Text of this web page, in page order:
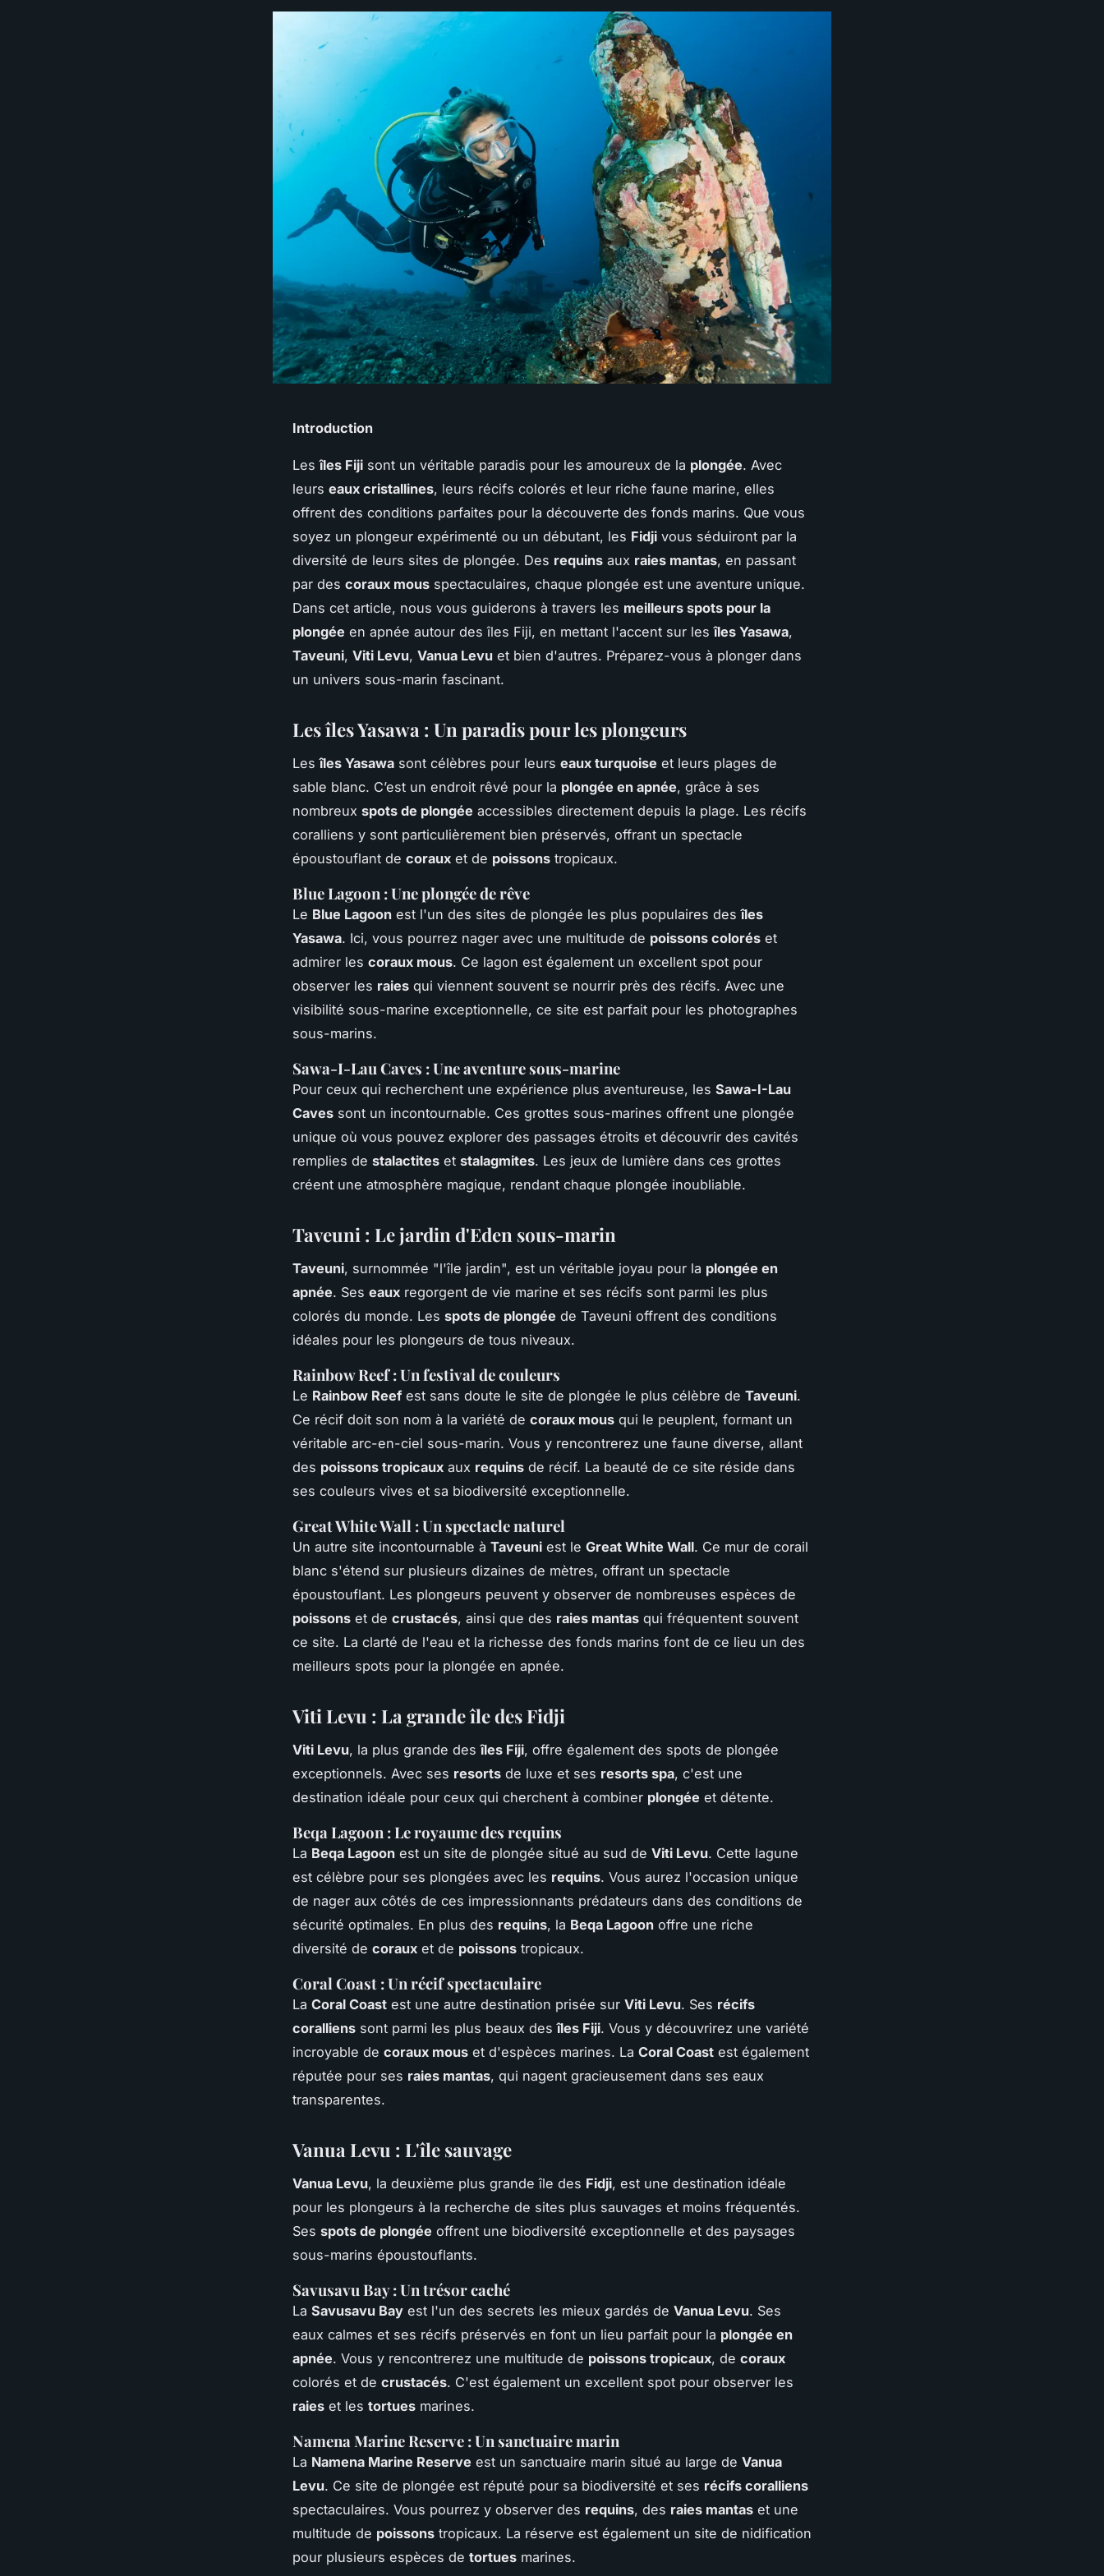
Introduction
Lesîles Fiji sont un véritable paradis pour les amoureux de la plongée. Avec
leurs eaux cristallines, leurs récifs colorés et leur riche faune marine, elles
offrent des conditions parfaites pour la découverte des fonds marins. Que vous
soyez un plongeur expérimenté ou un débutant, les Fidji vous séduiront par la
diversité de leurs sites de plongée. Des requins aux raies mantas, en passant
par des coraux mous spectaculaires, chaque plongée est une aventure unique.
Dans cet article, nous vous guiderons à travers les meilleurs spots pour la
plongée en apnée autour des îles Fiji, en mettant l'accent sur lesîles Yasawa,
Taveuni, Viti Levu, Vanua Levu et bien d'autres. Préparez-vous à plonger dans
un univers sous-marin fascinant.
Les îles Yasawa : Un paradis pour les plongeurs
Lesîles Yasawa sont célèbres pour leurs eaux turquoise et leurs plages de
sable blanc. C’est un endroit rêvé pour la plongée en apnée, grâce à ses
nombreux spots de plongée accessibles directement depuis la plage. Les récifs
coralliens y sont particulièrement bien préservés, offrant un spectacle
époustouflant de coraux et de poissons tropicaux.
Blue Lagoon : Une plongée de rêve
Le Blue Lagoon est l'un des sites de plongée les plus populaires desîles
Yasawa. Ici, vous pourrez nager avec une multitude de poissons colorés et
admirer les coraux mous. Ce lagon est également un excellent spot pour
observer les raies qui viennent souvent se nourrir près des récifs. Avec une
visibilité sous-marine exceptionnelle, ce site est parfait pour les photographes
sous-marins.
Sawa-I-Lau Caves : Une aventure sous-marine
Pour ceux qui recherchent une expérience plus aventureuse, les Sawa-I-Lau
Caves sont un incontournable. Ces grottes sous-marines offrent une plongée
unique où vous pouvez explorer des passages étroits et découvrir des cavités
remplies de stalactites et stalagmites. Les jeux de lumière dans ces grottes
créent une atmosphère magique, rendant chaque plongée inoubliable.
Taveuni : Le jardin d'Eden sous-marin
Taveuni, surnommée "l'île jardin", est un véritable joyau pour la plongée en
apnée. Ses eaux regorgent de vie marine et ses récifs sont parmi les plus
colorés du monde. Les spots de plongée de Taveuni offrent des conditions
idéales pour les plongeurs de tous niveaux.
Rainbow Reef : Un festival de couleurs
Le Rainbow Reefest sans doute le site de plongée le plus célèbre de Taveuni.
Ce récif doit son nom à la variété de coraux mous qui le peuplent, formant un
véritable arc-en-ciel sous-marin. Vous y rencontrerez une faune diverse, allant
des poissons tropicaux aux requins de récif. La beauté de ce site réside dans
ses couleurs vives et sa biodiversité exceptionnelle.
Great White Wall : Un spectacle naturel
Un autre site incontournable à Taveuni est le Great White Wall. Ce mur de corail
blanc s'étend sur plusieurs dizaines de mètres, offrant un spectacle
époustouflant. Les plongeurs peuvent y observer de nombreuses espèces de
poissons et de crustacés, ainsi que des raies mantas qui fréquentent souvent
ce site. La clarté de l'eau et la richesse des fonds marins font de ce lieu un des
meilleurs spots pour la plongée en apnée.
Viti Levu : La grande île des Fidji
Viti Levu, la plus grande desîles Fiji, offre également des spots de plongée
exceptionnels. Avec ses resorts de luxe et ses resorts spa, c'est une
destination idéale pour ceux qui cherchent à combiner plongée et détente.
Beqa Lagoon : Le royaume des requins
La Beqa Lagoon est un site de plongée situé au sud de Viti Levu. Cette lagune
est célèbre pour ses plongées avec les requins. Vous aurez l'occasion unique
de nager aux côtés de ces impressionnants prédateurs dans des conditions de
sécurité optimales. En plus des requins, la Beqa Lagoon offre une riche
diversité de coraux et de poissons tropicaux.
Coral Coast : Un récif spectaculaire
La Coral Coast est une autre destination prisée sur Viti Levu. Ses récifs
coralliens sont parmi les plus beaux desîles Fiji. Vous y découvrirez une variété
incroyable de coraux mous et d'espèces marines. La Coral Coast est également
réputée pour ses raies mantas, qui nagent gracieusement dans ses eaux
transparentes.
Vanua Levu : L'île sauvage
Vanua Levu, la deuxième plus grande île des Fidji, est une destination idéale
pour les plongeurs à la recherche de sites plus sauvages et moins fréquentés.
Ses spots de plongée offrent une biodiversité exceptionnelle et des paysages
sous-marins époustouflants.
Savusavu Bay : Un trésor caché
La Savusavu Bay est l'un des secrets les mieux gardés de Vanua Levu. Ses
eaux calmes et ses récifs préservés en font un lieu parfait pour la plongée en
apnée. Vous y rencontrerez une multitude de poissons tropicaux, de coraux
colorés et de crustacés. C'est également un excellent spot pour observer les
raies et les tortues marines.
Namena Marine Reserve : Un sanctuaire marin
La Namena Marine Reserve est un sanctuaire marin situé au large de Vanua
Levu. Ce site de plongée est réputé pour sa biodiversité et ses récifs coralliens
spectaculaires. Vous pourrez y observer des requins, des raies mantas et une
multitude de poissons tropicaux. La réserve est également un site de nidification
pour plusieurs espèces de tortues marines.